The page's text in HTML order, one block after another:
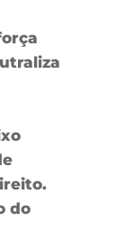
do